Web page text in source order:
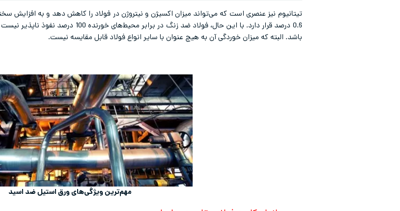
0.6 درصد قرار دارد. با این حال، فولاد ضد
باشد. البته که میزان خوردگی آن به هیچ عنوان با سایر انواع فولاد قابل مقایسه نیست.
مهم‌ترین ویژگی‌های ورق استیل ضد اسید